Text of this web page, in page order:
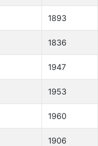
1893
1836
1947
1953
1960
1906